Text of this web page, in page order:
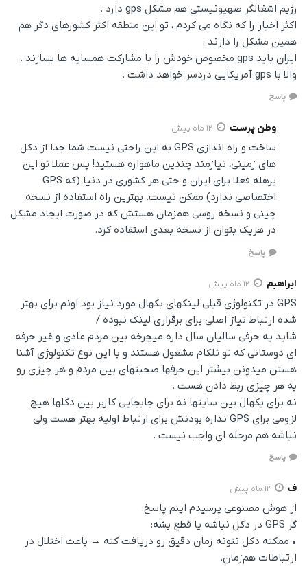
رژیم اشغالگر صهیونیستی هم مشکل gps دارد .
اکثر اخبار را که نگاه می کردم ، تو این منطقه اکثر کشورهای دگر هم
همین مشکل را دارند .
ایران باید gps مخصوص خودش را با مشارکت همسایه ها بسازند .
والا با gps آمریکایی دردسر خواهد داشت .
پاسخ
وطن پرست 12 ماه پیش
ساخت و راه اندازی GPS به این راحتی نیست شما جدا از دکل
های زمینی، نیازمند چندین ماهواره هستید! پس عملا تو این
برهله فعلا برای ایران و حتی هر کشوری در دنیا (که GPS
اختصاصی ندارد) ممکن نیست. بهترین راه استفاده از نسخه
چینی و نسخه روسی همزمان هستش که در صورت ایجاد مشکل
در هریک بتوان از نسخه بعدی استفاده کرد.
پاسخ
ابراهیم 12 ماه پیش
GPS در تکنولوژی قبلی لینکهای بکهال مورد نیاز بود اونم برای بهتر
شده ارتباط نیاز اصلی برای برقراری لینک نبوده /
شاید یه حرفی سالیان سال داره میچرخه بین مردم عادی و غیر حرفه
ای دوستانی که تو تلکام مشغول هستند و با این نوع تکنولوژی آشنا
هستن میدونن بیشتر این حرفها صحبتهای بین مردم و هر چیزی رو
به هر چیزی ربط دادن هست .
نه برای بکهال بین سایتها نه برای جابجایی کاربر بین دکلها هیچ
لزومی برای GPS نداره بودنش برای ارتباط اولیه بهتر هست ولی
نباشه هم مرحله ای واجب نیست .
پاسخ
ف 12 ماه پیش
از هوش مصنوعی پرسیدم اینم پاسخ:
گر GPS در دکل نباشه یا قطع بشه:
• ممکنه دکل نتونه زمان دقیق رو دریافت کنه → باعث اختلال در
ارتباطات هم‌زمان.